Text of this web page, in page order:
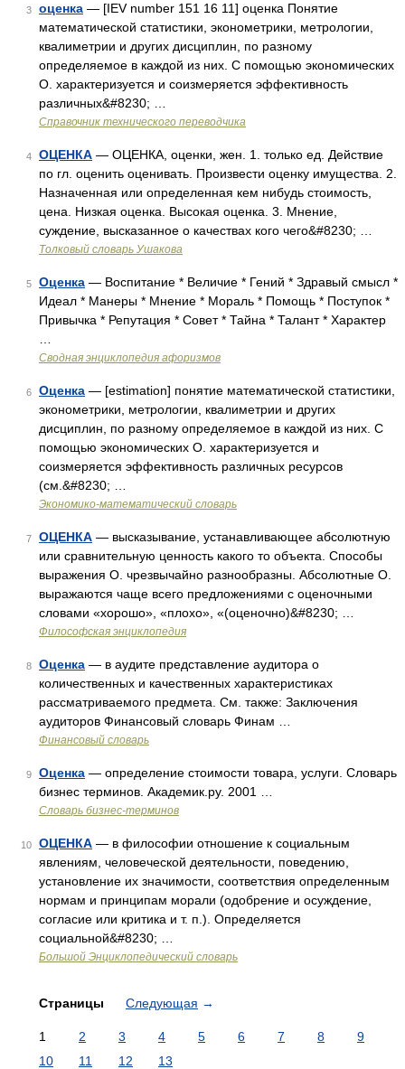
3 оценка — [IEV number 151 16 11] оценка Понятие
математической статистики, эконометрики, метрологии,
квалиметрии и других дисциплин, по разному
определяемое в каждой из них. С помощью экономических
О. характеризуется и соизмеряется эффективность
различных&#8230; …
Справочник технического переводчика
4 ОЦЕНКА — ОЦЕНКА, оценки, жен. 1. только ед. Действие
по гл. оценить оценивать. Произвести оценку имущества. 2.
Назначенная или определенная кем нибудь стоимость,
цена. Низкая оценка. Высокая оценка. 3. Мнение,
суждение, высказанное о качествах кого чего&#8230; …
Толковый словарь Ушакова
5 Оценка — Воспитание * Величие * Гений * Здравый смысл *
Идеал * Манеры * Мнение * Мораль * Помощь * Поступок *
Привычка * Репутация * Совет * Тайна * Талант * Характер
Сводная энциклопедия афоризмов
6 Оценка — [estimation] понятие математической статистики,
эконометрики, метрологии, квалиметрии и других
дисциплин, по разному определяемое в каждой из них. С
помощью экономических О. характеризуется и
соизмеряется эффективность различных ресурсов
(см.&#8230; …
Экономико-математический словарь
7 ОЦЕНКА — высказывание, устанавливающее абсолютную
или сравнительную ценность какого то объекта. Способы
выражения О. чрезвычайно разнообразны. Абсолютные О.
выражаются чаще всего предложениями с оценочными
словами «хорошо», «плохо», «(оценочно)&#8230; …
Философская энциклопедия
8 Оценка — в аудите представление аудитора о
количественных и качественных характеристиках
рассматриваемого предмета. См. также: Заключения
аудиторов Финансовый словарь Финам …
Финансовый словарь
9 Оценка — определение стоимости товара, услуги. Словарь
бизнес терминов. Академик.ру. 2001 …
Словарь бизнес-терминов
10 ОЦЕНКА — в философии отношение к социальным
явлениям, человеческой деятельности, поведению,
установление их значимости, соответствия определенным
нормам и принципам морали (одобрение и осуждение,
согласие или критика и т. п.). Определяется
социальной&#8230; …
Большой Энциклопедический словарь
Страницы Следующая →
1 2 3 4 5 6 7 8
9
10
11 12 13